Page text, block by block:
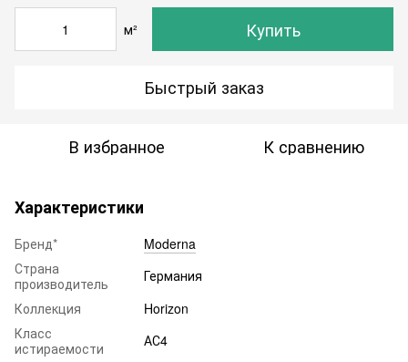
м² Купить
Быстрый заказ
В избранное К сравнению
Характеристики
Бренд*
Moderna
Страна
производитель
Германия
Коллекция
Horizon
Класс
истираемости
АС4